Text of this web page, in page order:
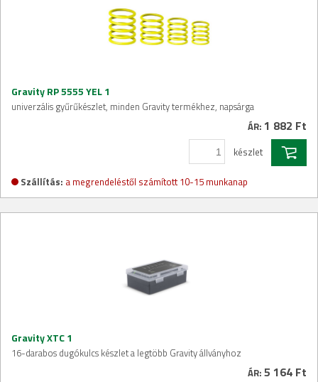
Gravity RP 5555 YEL 1
univerzális gyűrűkészlet, minden Gravity termékhez, napsárga
ÁR: 1 882 Ft
készlet
Szállítás: a megrendeléstől számított 10-15 munkanap
Gravity XTC 1
16-darabos dugókulcs készlet a legtöbb Gravity állványhoz
ÁR: 5 164 Ft